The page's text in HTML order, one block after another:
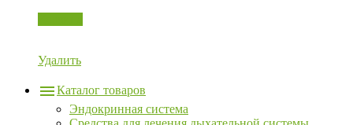
Удалить
Каталог товаров
Эндокринная система